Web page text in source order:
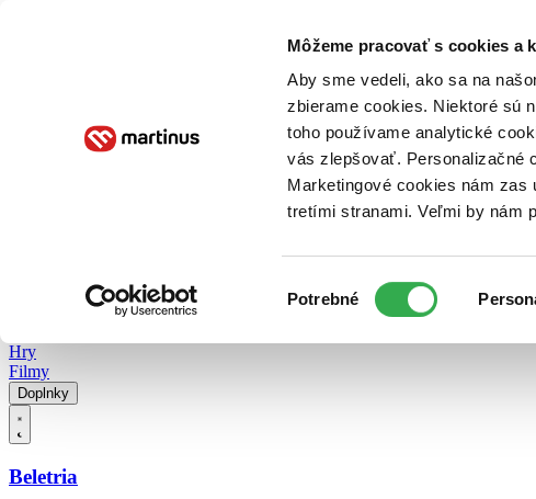
Môžeme pracovať s cookies a
Aby sme vedeli, ako sa na
zbierame cookies. Niektoré sú
toho používame analytické
vás zlepšovať. Personalizačné
Marketingové cookies nám zas
tretími stranami. Veľmi by nám
súhlasu
Potrebné
Poukážky Kontakt
Hry
Filmy
Doplnky
Beletria